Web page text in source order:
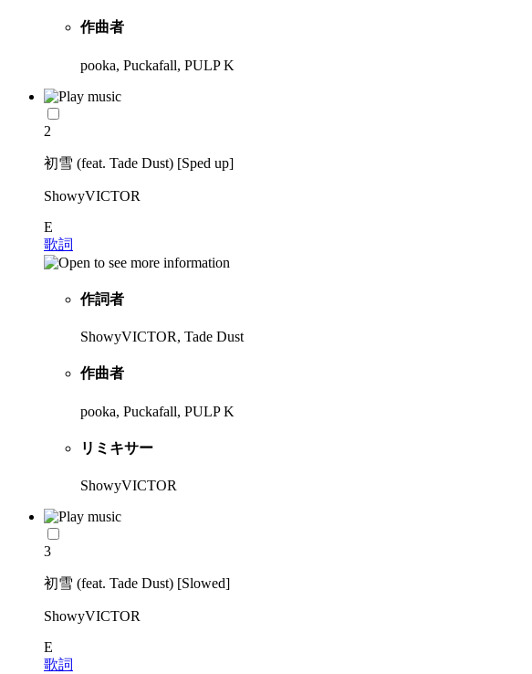
作曲者
pooka, Puckafall, PULP K
2
初雪 (feat. Tade Dust) [Sped up]
ShowyVICTOR
E
歌詞
作詞者
ShowyVICTOR, Tade Dust
作曲者
pooka, Puckafall, PULP K
リミキサー
ShowyVICTOR
3
初雪 (feat. Tade Dust) [Slowed]
ShowyVICTOR
E
歌詞